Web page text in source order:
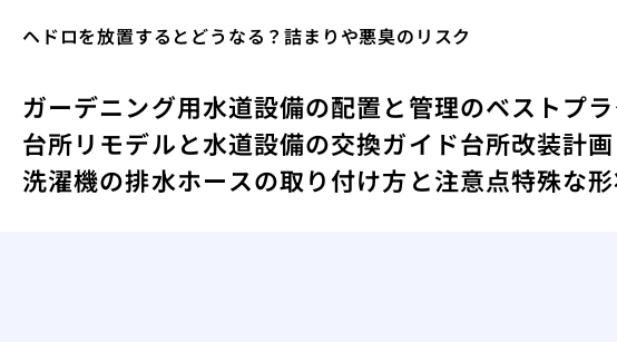
ヘドロを放置するとどうなる？詰まりや悪臭のリスク
ガーデニング用水道設備の配置と管理のベストプ
台所リモデルと水道設備の交換ガイド台所改装計
洗濯機の排水ホースの取り付け方と注意点特殊な